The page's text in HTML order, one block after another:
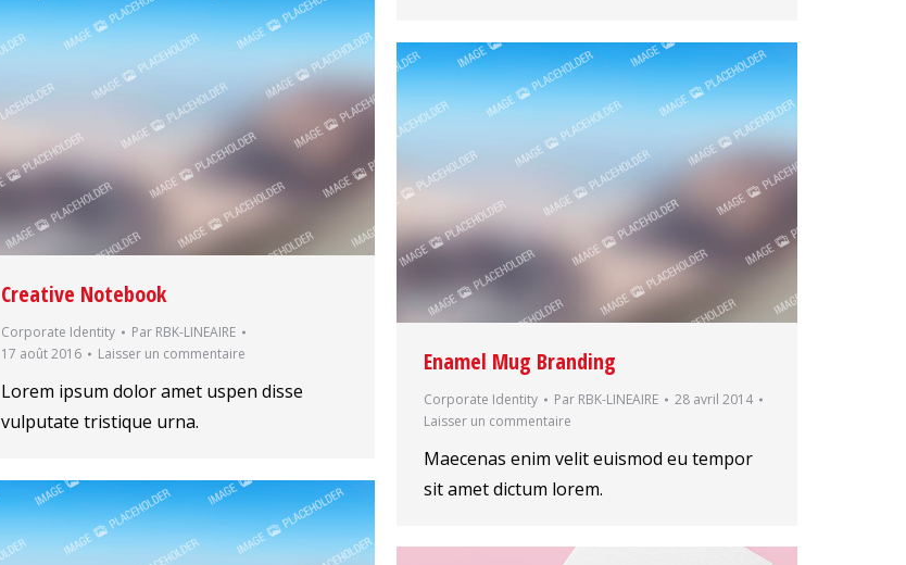
Creative Notebook
Corporate Identity Par RBK-LINEAIRE
17 août 2016
Laisser un commentaire
Lorem ipsum dolor amet uspen disse
vulputate tristique urna.
Enamel Mug Branding
Corporate Identity Par RBK-LINEAIRE
28 avril 2014
Laisser un commentaire
Maecenas enim velit euismod eu tempor
sit amet dictum lorem.